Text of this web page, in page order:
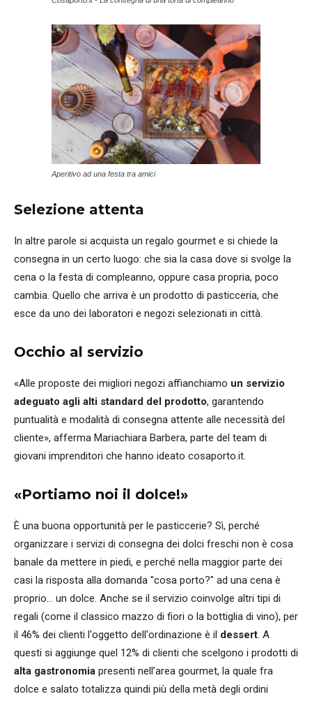
Aperitivo ad una festa tra amici
Selezione attenta
In altre parole si acquista un regalo gourmet e si chiede la
consegna in un certo luogo: che sia la casa dove si svolge la
cena o la festa di compleanno, oppure casa propria, poco
cambia. Quello che arriva è un prodotto di pasticceria, che
esce da uno dei laboratori e negozi selezionati in città.
Occhio al servizio
«Alle proposte dei migliori negozi affianchiamo un servizio
adeguato agli alti standard del prodotto, garantendo
puntualità e modalità di consegna attente alle necessità del
cliente», afferma Mariachiara Barbera, parte del team di
giovani imprenditori che hanno ideato cosaporto.it.
«Portiamo noi il dolce!»
È una buona opportunità per le pasticcerie? Sì, perché
organizzare i servizi di consegna dei dolci freschi non è cosa
banale da mettere in piedi, e perché nella maggior parte dei
casi la risposta alla domanda "cosa porto?" ad una cena è
proprio... un dolce. Anche se il servizio coinvolge altri tipi di
regali (come il classico mazzo di fiori o la bottiglia di vino), per
il 46% dei clienti l'oggetto dell'ordinazione è il dessert. A
questi si aggiunge quel 12% di clienti che scelgono i prodotti di
alta gastronomia presenti nell’area gourmet, la quale fra
dolce e salato totalizza quindi più della metà degli ordini